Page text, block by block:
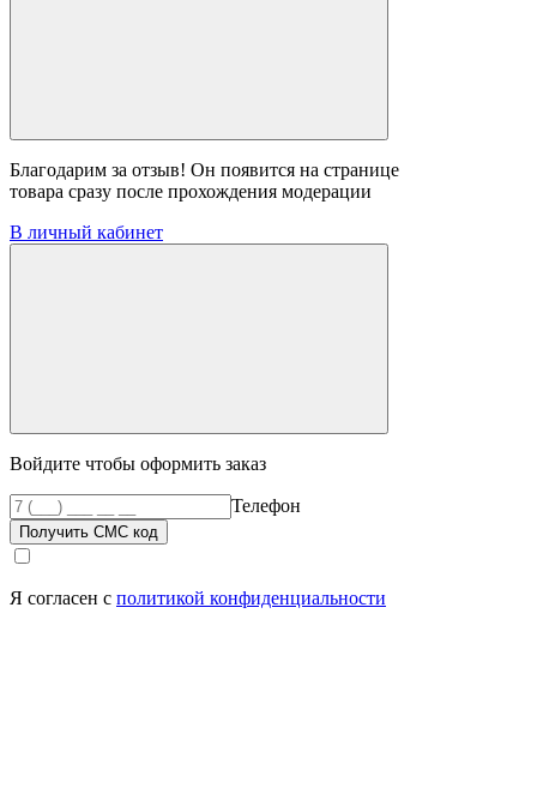
Благодарим за отзыв! Он появится на странице
товара сразу после прохождения модерации
В личный кабинет
Войдите чтобы оформить заказ
Телефон
Получить СМС код
Я согласен с политикой конфиденциальности